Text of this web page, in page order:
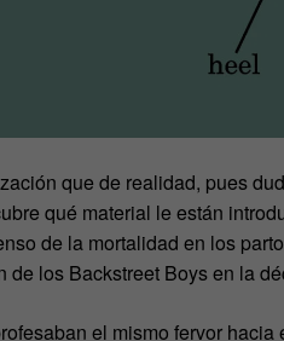
que de realidad, pues
qué material le están
de la mortalidad en los
de los Backstreet Boys en la
el mismo fervor